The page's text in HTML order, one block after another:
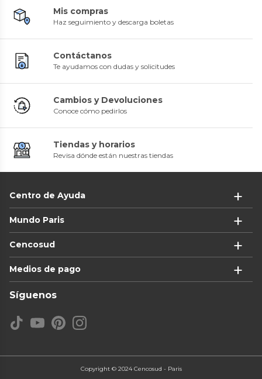
Mis compras
Haz seguimiento y descarga boletas
Contáctanos
Te ayudamos con dudas y solicitudes
Cambios y Devoluciones
Conoce cómo pedirlos
Tiendas y horarios
Revisa dónde están nuestras tiendas
Centro de Ayuda
Mundo Paris
Cencosud
Medios de pago
Síguenos
Copyright © 2024 Cencosud - Paris